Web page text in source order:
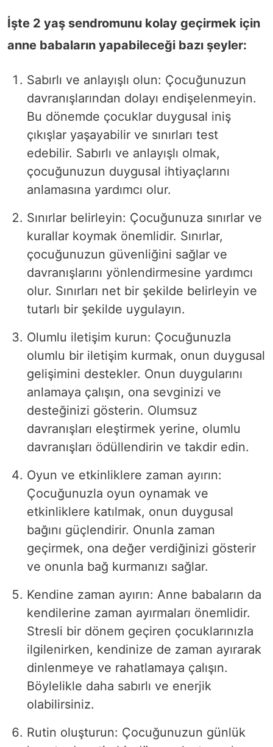
İşte 2 yaş sendromunu kolay geçirmek için
anne babaların yapabileceği bazı şeyler:
Sabırlı ve anlayışlı olun: Çocuğunuzun
davranışlarından dolayı endişelenmeyin.
Bu dönemde çocuklar duygusal iniş
çıkışlar yaşayabilir ve sınırları test
edebilir. Sabırlı ve anlayışlı olmak,
çocuğunuzun duygusal ihtiyaçlarını
anlamasına yardımcı olur.
Sınırlar belirleyin: Çocuğunuza sınırlar ve
kurallar koymak önemlidir. Sınırlar,
çocuğunuzun güvenliğini sağlar ve
davranışlarını yönlendirmesine yardımcı
olur. Sınırları net bir şekilde belirleyin ve
tutarlı bir şekilde uygulayın.
Olumlu iletişim kurun: Çocuğunuzla
olumlu bir iletişim kurmak, onun duygusal
gelişimini destekler. Onun duygularını
anlamaya çalışın, ona sevginizi ve
desteğinizi gösterin. Olumsuz
davranışları eleştirmek yerine, olumlu
davranışları ödüllendirin ve takdir edin.
Oyun ve etkinliklere zaman ayırın:
Çocuğunuzla oyun oynamak ve
etkinliklere katılmak, onun duygusal
bağını güçlendirir. Onunla zaman
geçirmek, ona değer verdiğinizi gösterir
ve onunla bağ kurmanızı sağlar.
Kendine zaman ayırın: Anne babaların da
kendilerine zaman ayırmaları önemlidir.
Stresli bir dönem geçiren çocuklarınızla
ilgilenirken, kendinize de zaman ayırarak
dinlenmeye ve rahatlamaya çalışın.
Böylelikle daha sabırlı ve enerjik
olabilirsiniz.
Rutin oluşturun: Çocuğunuzun günlük